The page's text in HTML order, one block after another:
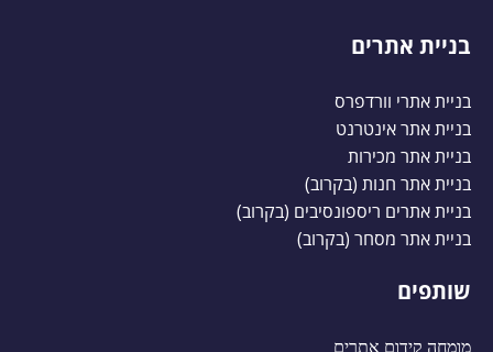
בניית אתרים
בניית אתרי וורדפרס
בניית אתר אינטרנט
בניית אתר מכירות
בניית אתר חנות (בקרוב)
בניית אתרים ריספונסיבים (בקרוב)
בניית אתר מסחר (בקרוב)
שותפים
מומחה קידום אתרים